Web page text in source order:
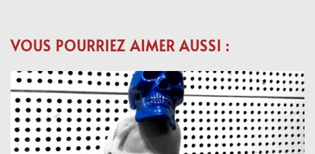
VOUS POURRIEZ AIMER AUSSI :